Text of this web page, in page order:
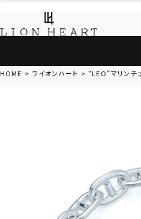
HOME ライオンハート “LEO”マリンチ